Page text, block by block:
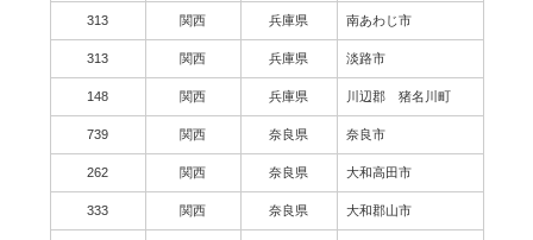
313 関西 兵庫県 南あわじ市
313 関西 兵庫県 淡路市
148 関西 兵庫県 川辺郡 猪名川町
739 関西 奈良県 奈良市
262 関西 奈良県 大和高田市
333 関西 奈良県 大和郡山市